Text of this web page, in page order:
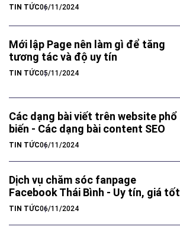
TIN TỨC06/11/2024
Mới lập Page nên làm gì để tăng
tương tác và độ uy tín
TIN TỨC05/11/2024
Các dạng bài viết trên website phổ
biến - Các dạng bài content SEO
TIN TỨC06/11/2024
Dịch vụ chăm sóc fanpage
Facebook Thái Bình - Uy tín, giá tốt
TIN TỨC06/11/2024